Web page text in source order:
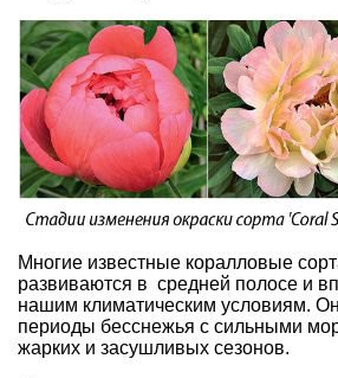
Многие известные коралловые
развиваются в средней полосе и
нашим климатическим условиям.
периоды бесснежья с сильными
жарких и засушливых сезонов.